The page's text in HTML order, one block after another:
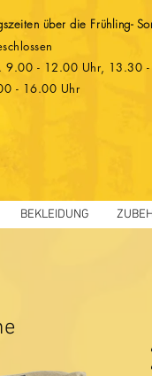
über die Frühling-
9.00 - 12.00 Uhr, 13.30
- 16.00 Uhr
BEKLEIDUNG